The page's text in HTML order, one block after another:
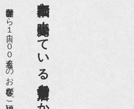
京都祇園で小売販売している